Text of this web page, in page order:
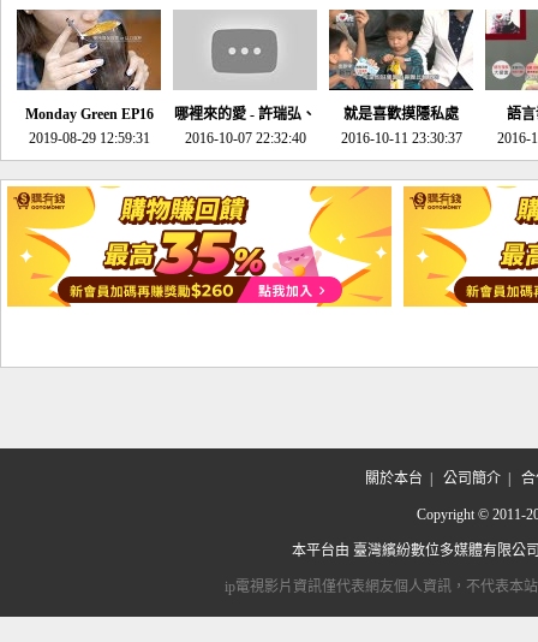
Monday Green EP16
超意外~環保原來可以
邊玩邊做！
2019-08-29 12:59:31
哪裡來的愛 - 許瑞弘、
李其芬
2016-10-07 22:32:40
就是喜歡摸隱私處
2016-10-11 23:30:37
語
2016-
關於本台 公司簡介| 合
Copyright © 2011-
本平台由 臺灣繽紛數位多媒體有限公
ip電視影片資訊僅代表網友個人資訊，不代表本